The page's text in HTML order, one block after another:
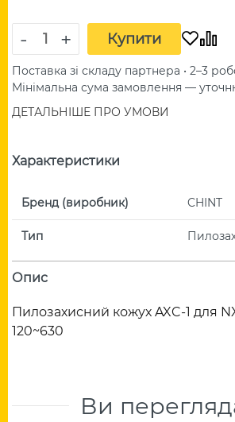
- + Купити
Поставка зі складу партнера • 2–3
Мінімальна сума замовлення —
ДЕТАЛЬНІШЕ ПРО УМОВИ
Характеристики
Бренд (виробник) CHINT
Тип
Опис
Пилозахисний кожух AXC-1 для
120~630
Ви